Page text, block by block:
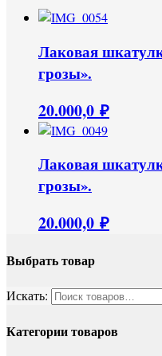
Лаковая
грозы».
20.000,0 ₽
Лаковая
грозы».
20.000,0 ₽
Выбрать товар
Искать:
Категории товаров